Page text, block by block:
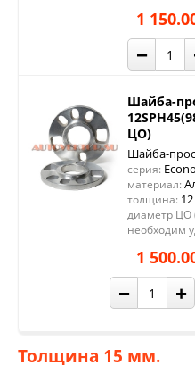
1
−
Шайба-
ЦО)
Шайба-
серия:
материал:
толщина:
диаметр ЦО
необходим
1
− +
Толщина 15 мм.